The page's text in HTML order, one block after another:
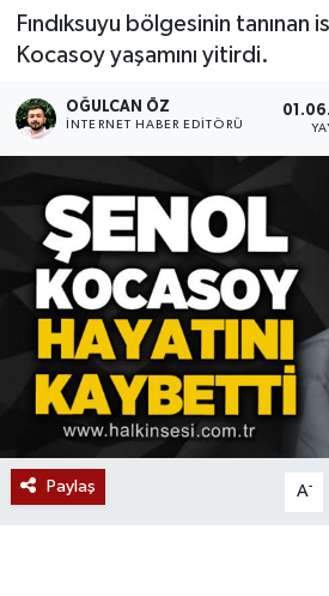
Fındıksuyu bölgesinin tanınan
Kocasoy yaşamını yitirdi.
OĞULCAN ÖZ
İNTERNET HABER EDITÖRÜ
Paylaş A-
Bartın
Karabük
Bolu
ÇEVRE
BİLİM VE TEKNOLOJİ
DUNYA
Düzce
Haber Arşivi